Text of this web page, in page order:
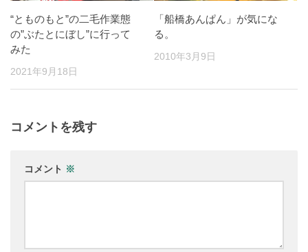
“とものもと”の二毛作業態
の”ぶたとにぼし”に行って
みた
2021年9月18日
「船橋あんぱん」が気にな
る。
2010年3月9日
コメントを残す
コメント ※